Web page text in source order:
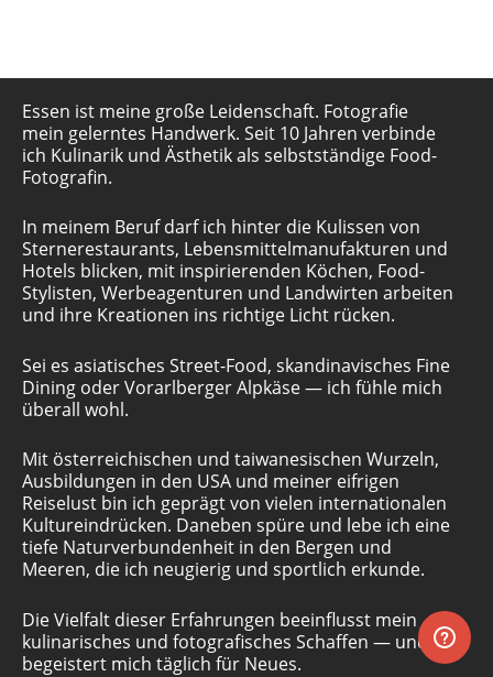
Essen ist meine große Leidenschaft. Fotografie
mein gelerntes Handwerk. Seit 10 Jahren verbinde
ich Kulinarik und Ästhetik als selbstständige Food-
Fotografin.
In meinem Beruf darf ich hinter die Kulissen von
Sternerestaurants, Lebensmittelmanufakturen und
Hotels blicken, mit inspirierenden Köchen, Food-
Stylisten, Werbeagenturen und Landwirten arbeiten
und ihre Kreationen ins richtige Licht rücken.
Sei es asiatisches Street-Food, skandinavisches Fine
Dining oder Vorarlberger Alpkäse — ich fühle mich
überall wohl.
Mit österreichischen und taiwanesischen Wurzeln,
Ausbildungen in den USA und meiner eifrigen
Reiselust bin ich geprägt von vielen internationalen
Kultureindrücken. Daneben spüre und lebe ich eine
tiefe Naturverbundenheit in den Bergen und
Meeren, die ich neugierig und sportlich erkunde.
Die Vielfalt dieser Erfahrungen beeinflusst mein
kulinarisches und fotografisches Schaffen — und
begeistert mich täglich für Neues.